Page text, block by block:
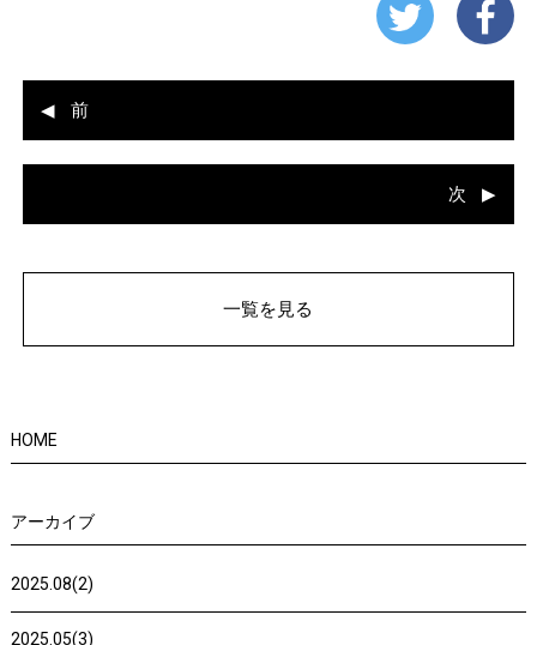
前
次
一覧を見る
HOME
アーカイブ
2025.08(2)
2025.05(3)